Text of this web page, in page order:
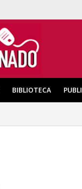
BIBLIOTECA